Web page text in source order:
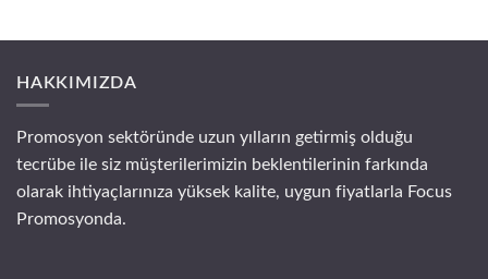
HAKKIMIZDA
Promosyon sektöründe uzun yılların getirmiş olduğu
tecrübe ile siz müşterilerimizin beklentilerinin farkında
olarak ihtiyaçlarınıza yüksek kalite, uygun fiyatlarla Focus
Promosyonda.